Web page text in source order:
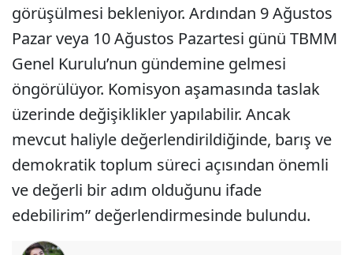
görüşülmesi bekleniyor. Ardından 9 Ağustos
Pazar veya 10 Ağustos Pazartesi günü TBMM
Genel Kurulu’nun gündemine gelmesi
öngörülüyor. Komisyon aşamasında taslak
üzerinde değişiklikler yapılabilir. Ancak
mevcut haliyle değerlendirildiğinde, barış ve
demokratik toplum süreci açısından önemli
ve değerli bir adım olduğunu ifade
edebilirim” değerlendirmesinde bulundu.